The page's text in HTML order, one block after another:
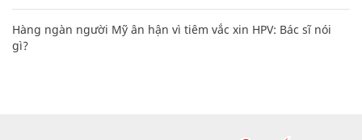
Hàng ngàn người Mỹ ân hận vì tiêm vắc xin HPV: Bác sĩ nói
gì?